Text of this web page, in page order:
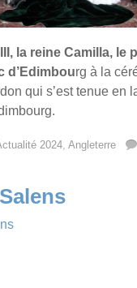
la reine Camilla, le
d’Edimbourg à la
qui s’est tenue en
2024, Angleterre